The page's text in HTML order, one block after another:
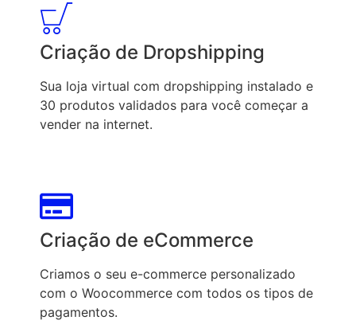
Criação de Dropshipping
Sua loja virtual com dropshipping instalado e
30 produtos validados para você começar a
vender na internet.
Criação de eCommerce
Criamos o seu e-commerce personalizado
com o Woocommerce com todos os tipos de
pagamentos.